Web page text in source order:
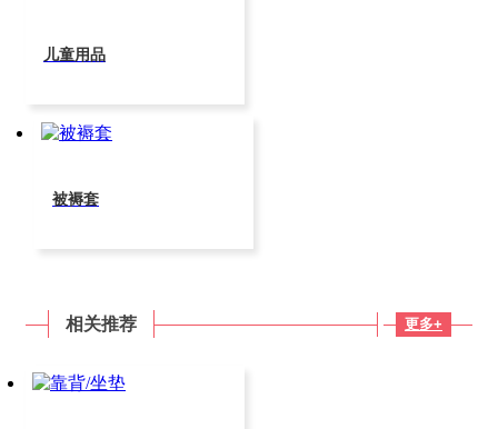
儿童用品
被褥套
相关推荐 更多+